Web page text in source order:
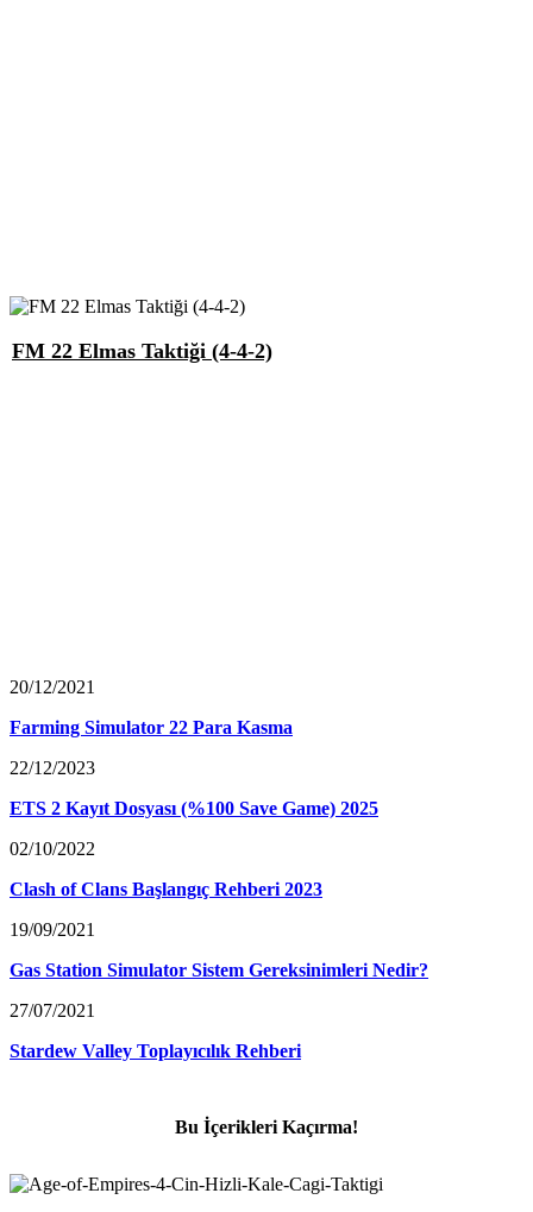
FM 22 Elmas Taktiği (4-4-2)
20/12/2021
Farming Simulator 22 Para Kasma
22/12/2023
ETS 2 Kayıt Dosyası (%100 Save Game) 2025
02/10/2022
Clash of Clans Başlangıç Rehberi 2023
19/09/2021
Gas Station Simulator Sistem Gereksinimleri Nedir?
27/07/2021
Stardew Valley Toplayıcılık Rehberi
Bu İçerikleri Kaçırma!